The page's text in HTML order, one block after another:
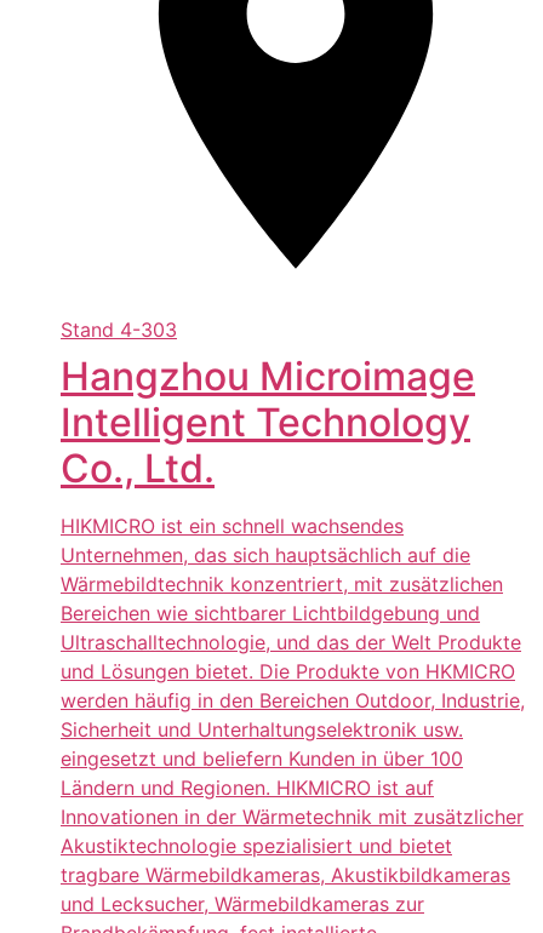
Stand 4-303
Hangzhou Microimage
Intelligent Technology
Co., Ltd.
HIKMICRO ist ein schnell wachsendes
Unternehmen, das sich hauptsächlich auf die
Wärmebildtechnik konzentriert, mit zusätzlichen
Bereichen wie sichtbarer Lichtbildgebung und
Ultraschalltechnologie, und das der Welt Produkte
und Lösungen bietet. Die Produkte von HKMICRO
werden häufig in den Bereichen Outdoor, Industrie,
Sicherheit und Unterhaltungselektronik usw.
eingesetzt und beliefern Kunden in über 100
Ländern und Regionen. HIKMICRO ist auf
Innovationen in der Wärmetechnik mit zusätzlicher
Akustiktechnologie spezialisiert und bietet
tragbare Wärmebildkameras, Akustikbildkameras
und Lecksucher, Wärmebildkameras zur